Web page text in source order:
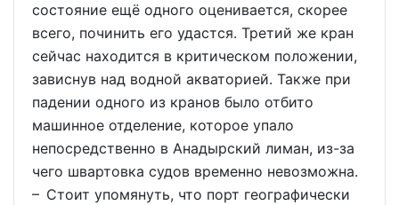
состояние ещё одного оценивается, скорее
всего, починить его удастся. Третий же кран
сейчас находится в критическом положении,
зависнув над водной акваторией. Также при
падении одного из кранов было отбито
машинное отделение, которое упало
непосредственно в Анадырский лиман, из-за
чего швартовка судов временно невозможна.
– Стоит упомянуть, что порт географически